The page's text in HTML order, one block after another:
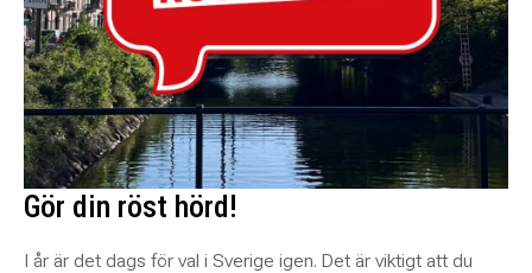
Gör din röst hörd!
I år är det dags för val i Sverige igen. Det är viktigt att du